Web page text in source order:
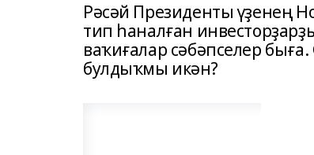
Рәсәй Президенты үҙенең
тип һаналған
ваҡиғалар сәбәпселер
булдыҡмы икән?